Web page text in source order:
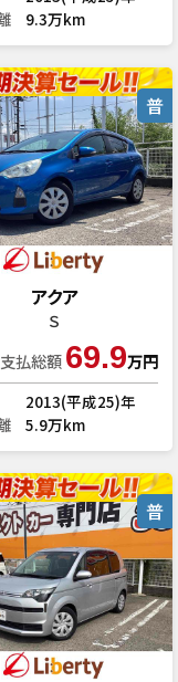
9.3万km
普
アクア
Ｓ
支払総額69.9万円
2013(平成25)年
5.9万km
普